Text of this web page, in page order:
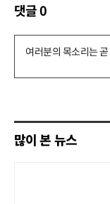
댓글0
댓
기
많이 본 뉴스